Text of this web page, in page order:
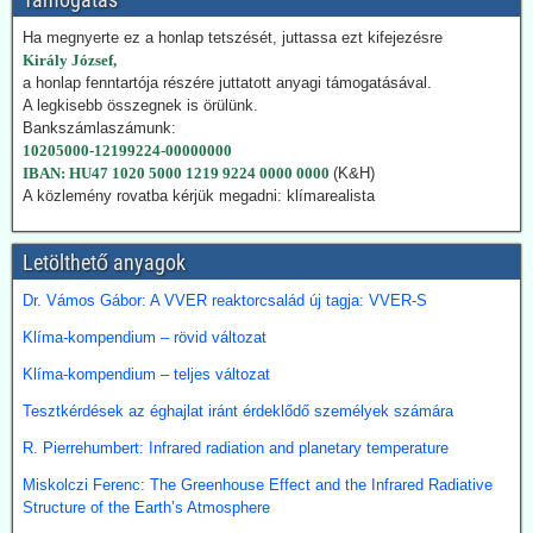
visszakozik klímavédelmi vállalásaitól
Japán – szomszédjához, Dél-Koreához hasonlóan – újra üzembe
helyezi azokat a szénerőműveket, amelyeket nemrég még egy
szennyezőbb korszak maradványainak bélyegeztek. Az energiaügyi
hatóságok „rendkívüli ellátási bizonytalansággal” indokolták annak a
tüzelőanyagnak a használatát, amelynek felszámolását korábban
megígérték.
Hogy kedvezzen a nemzetközi klímalobbinak, Japán 2050-ig
vállalta a teljes klímasemlegességet. De ahogy a realitás
A japán Gazdasági, Kereskedelmi és Ipari Minisztérium (METI)
képviselői kijelentették, hogy a széntermelés bővítése azonnali
szoroson keresztül kapta olaj és földgázszállítmányait, a
történelemben először vásárolt közvetlenül az USA-ból kőolajat.
beszállításokra is.
2026.07.22. Finance.yahoo: Kerozin a hulladék
étolajból és egyéb alternatív forrásokból - India a
startvonalon
A növényi olaj- és állati zsírhulladékból nemcsak autóüzemanyagot
Ha megnyerte ez a honlap tetszését, juttassa ezt kifejezésre
Király József,
a honlap fenntartója részére juttatott anyagi támogatásával.
A legkisebb összegnek is örülünk.
Bankszámlaszámunk:
10205000-12199224-00000000
IBAN: HU47 1020 5000 1219 9224 0000 0000 (K&H)
A közlemény rovatba kérjük megadni: klímarealista
Letölthető anyagok
Dr. Vámos Gábor: A VVER reaktorcsalád új tagja: VVER-S
Klíma-kompendium – rövid változat
Klíma-kompendium – teljes változat
Tesztkérdések az éghajlat iránt érdeklődő személyek számára
R. Pierrehumbert: Infrared radiation and planetary temperature
Miskolczi Ferenc: The Greenhouse Effect and the Infrared Radiative
Structure of the Earth’s Atmosphere